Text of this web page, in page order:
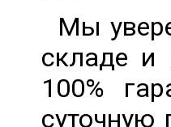
Мы
складе и
100%
суточную